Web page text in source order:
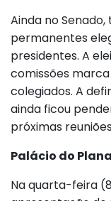
Ainda no Senado,
permanentes
presidentes. A
comissões
colegiados. A
ainda ficou
próximas
Palácio do
Na quarta-feira